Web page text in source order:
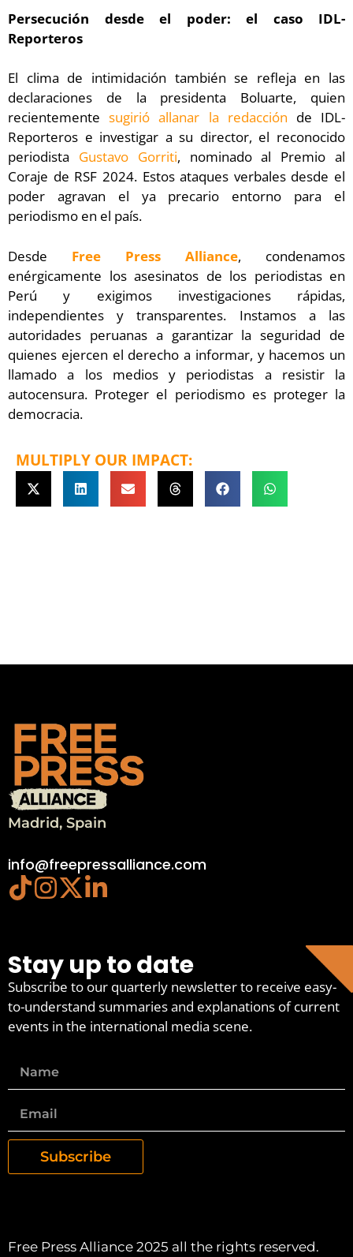
Persecución desde el poder: el caso IDL-
Reporteros
El clima de intimidación también se refleja en las
declaraciones de la presidenta Boluarte, quien
recientementesugirió allanar la redacción de IDL-
Reporteros e investigar a su director, el reconocido
periodista Gustavo Gorriti, nominado al Premio al
Coraje de RSF 2024. Estos ataques verbales desde el
poder agravan el ya precario entorno para el
periodismo en el país.
Desde Free Press Alliance, condenamos
enérgicamente los asesinatos de los periodistas en
Perú y exigimos investigaciones rápidas,
independientes y transparentes. Instamos a las
autoridades peruanas a garantizar la seguridad de
quienes ejercen el derecho a informar, y hacemos un
llamado a los medios y periodistas a resistir la
autocensura. Proteger el periodismo es proteger la
democracia.
MULTIPLY OUR IMPACT:
Madrid, Spain
info@freepressalliance.com
Stay up to date
Subscribe to our quarterly newsletter to receive easy-
to-understand summaries and explanations of current
events in the international media scene.
Subscribe
Free Press Alliance 2025 all the rights reserved.